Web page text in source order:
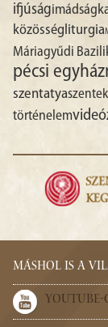
ifjúságimádság
közösségliturgia
Máriagyűdi
pécsi
szentatyaszentek
történelemvideó
MÁSHOL IS A
YOUTUBE-